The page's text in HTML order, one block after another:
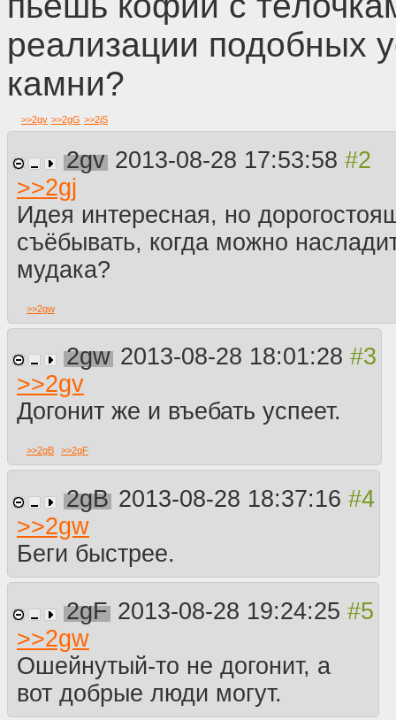
реализации подобных
камни?
>>2gv >>2gG >>2jS
2gv 2013-08-28 17:53:58
>>2gj
Идея интересная, но
съёбывать, когда можно
мудака?
>>2gw
2gw 2013-08-28 18:01:28
>>2gv
Догонит же и въебать успеет.
>>2gB >>2gF
2gB 2013-08-28 18:37:16
>>2gw
Беги быстрее.
2gF 2013-08-28 19:24:25
>>2gw
Ошейнутый-то не догонит, а
вот добрые люди могут.